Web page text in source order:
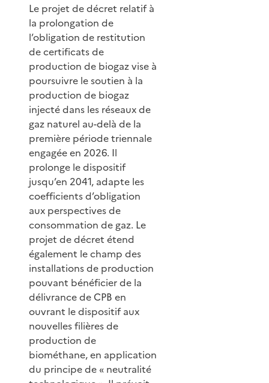
Le projet de décret relatif à
la prolongation de
l’obligation de restitution
de certificats de
production de biogaz vise à
poursuivre le soutien à la
production de biogaz
injecté dans les réseaux de
gaz naturel au-delà de la
première période triennale
engagée en 2026. Il
prolonge le dispositif
jusqu’en 2041, adapte les
coefficients d’obligation
aux perspectives de
consommation de gaz. Le
projet de décret étend
également le champ des
installations de production
pouvant bénéficier de la
délivrance de CPB en
ouvrant le dispositif aux
nouvelles filières de
production de
biométhane, en application
du principe de « neutralité